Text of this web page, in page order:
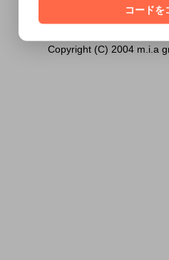
Copyright (C) 2004 m.i.a
コードを